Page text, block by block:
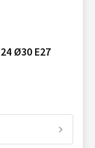
Ø30 E27